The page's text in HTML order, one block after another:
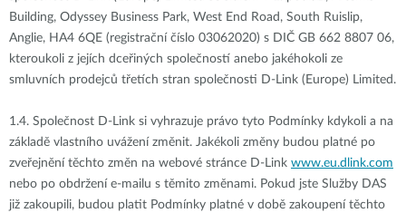
Building, Odyssey Business Park, West End Road, South Ruislip,
Anglie, HA4 6QE (registrační číslo 03062020) s DIČ GB 662 8807 06,
kteroukoli z jejích dceřiných společností anebo jakéhokoli ze
smluvních prodejců třetích stran společnosti D-Link (Europe) Limited.
1.4. Společnost D-Link si vyhrazuje právo tyto Podmínky kdykoli a na
základě vlastního uvážení změnit. Jakékoli změny budou platné po
zveřejnění těchto změn na webové stránce D-Link www.eu.dlink.com
nebo po obdržení e-mailu s těmito změnami. Pokud jste Služby DAS
již zakoupili, budou platit Podmínky platné v době zakoupení těchto